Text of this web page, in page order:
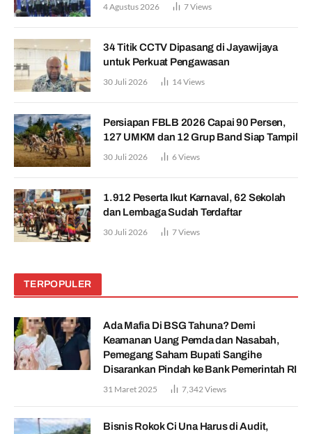
4 Agustus 2026 7Views
34 Titik CCTV Dipasang di Jayawijaya
untuk Perkuat Pengawasan
30 Juli 2026 14Views
Persiapan FBLB 2026 Capai 90 Persen,
127 UMKM dan 12 Grup Band Siap Tampil
30 Juli 2026 6Views
1.912 Peserta Ikut Karnaval, 62 Sekolah
dan Lembaga Sudah Terdaftar
30 Juli 2026 7Views
TERPOPULER
Ada Mafia Di BSG Tahuna? Demi
Keamanan Uang Pemda dan Nasabah,
Pemegang Saham Bupati Sangihe
Disarankan Pindah ke Bank Pemerintah RI
31 Maret 2025 7,342 Views
Bisnis Rokok Ci Una Harus di Audit,